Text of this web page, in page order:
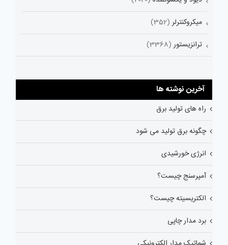
میکروکنترلر (352)
ترانزیستور (3368)
آخرین نوشته ها
راه های تولید برق
چگونه برق تولید می شود
انرژی خورشیدی
آمپرسنج چیست؟
الکتریسیته چیست؟
برد مدار چاپی